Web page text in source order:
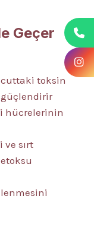
Geçer
toksin
güçlendirir
hücrelerinin
ve sırt